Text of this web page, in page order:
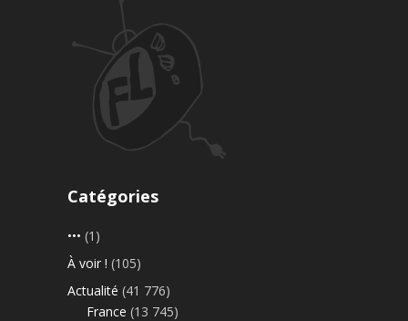
Catégories
••• (1)
À voir ! (105)
Actualité (41 776)
France (13 745)